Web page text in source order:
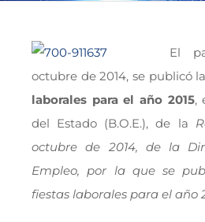
El
octubre de 2014, se publicó la
laborales para el año 2015,
del Estado (B.O.E.), de la
octubre de 2014, de la
Empleo, por la que se
fiestas laborales para el año